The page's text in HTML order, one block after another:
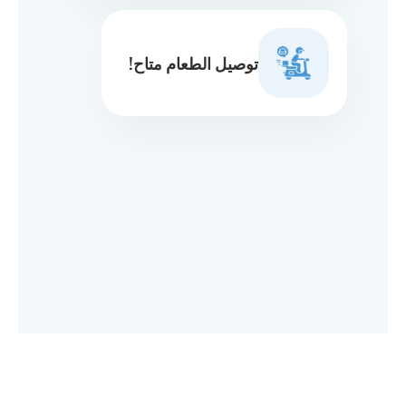
توصيل الطعام متاح!